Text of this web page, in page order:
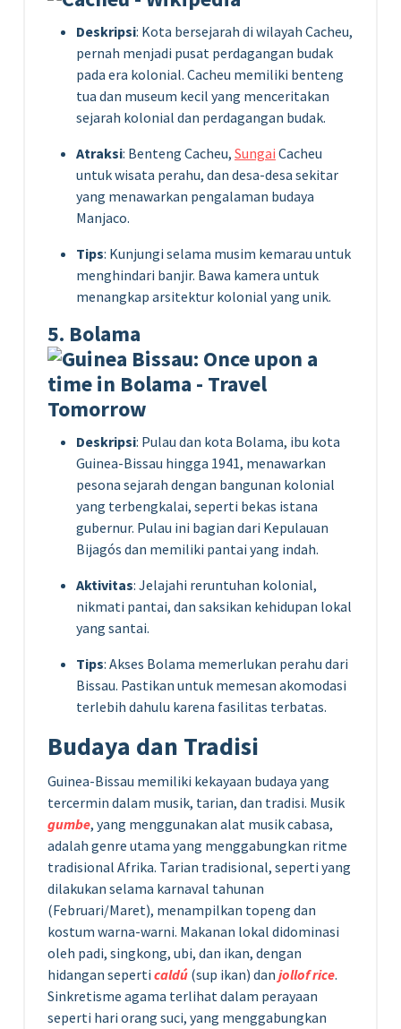
Deskripsi: Kota bersejarah di wilayah Cacheu,
pernah menjadi pusat perdagangan budak
pada era kolonial. Cacheu memiliki benteng
tua dan museum kecil yang menceritakan
sejarah kolonial dan perdagangan budak.
Atraksi: Benteng Cacheu, Sungai Cacheu
untuk wisata perahu, dan desa-desa sekitar
yang menawarkan pengalaman budaya
Manjaco.
Tips: Kunjungi selama musim kemarau untuk
menghindari banjir. Bawa kamera untuk
menangkap arsitektur kolonial yang unik.
5. Bolama
Deskripsi: Pulau dan kota Bolama, ibu kota
Guinea-Bissau hingga 1941, menawarkan
pesona sejarah dengan bangunan kolonial
yang terbengkalai, seperti bekas istana
gubernur. Pulau ini bagian dari Kepulauan
Bijagós dan memiliki pantai yang indah.
Aktivitas: Jelajahi reruntuhan kolonial,
nikmati pantai, dan saksikan kehidupan lokal
yang santai.
Tips: Akses Bolama memerlukan perahu dari
Bissau. Pastikan untuk memesan akomodasi
terlebih dahulu karena fasilitas terbatas.
Budaya dan Tradisi
Guinea-Bissau memiliki kekayaan budaya yang
tercermin dalam musik, tarian, dan tradisi. Musik
gumbe, yang menggunakan alat musik cabasa,
adalah genre utama yang menggabungkan ritme
tradisional Afrika. Tarian tradisional, seperti yang
dilakukan selama karnaval tahunan
(Februari/Maret), menampilkan topeng dan
kostum warna-warni. Makanan lokal didominasi
oleh padi, singkong, ubi, dan ikan, dengan
hidangan seperti caldú (sup ikan) dan jollof rice.
Sinkretisme agama terlihat dalam perayaan
seperti hari orang suci, yang menggabungkan